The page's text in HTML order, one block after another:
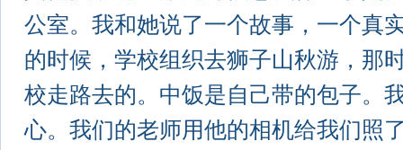
公室。我和她说了一个故事，一个真
的时候，学校组织去狮子山秋游，那
校走路去的。中饭是自己带的包子。
心。我们的老师用他的相机给我们照